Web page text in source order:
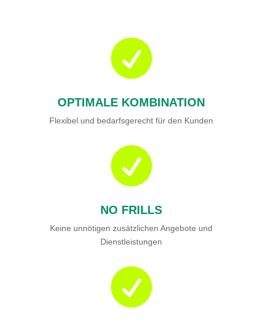

OPTIMALE KOMBINATION
Flexibel und bedarfsgerecht für den Kunden

NO FRILLS
Keine unnötigen zusätzlichen Angebote und
Dienstleistungen
